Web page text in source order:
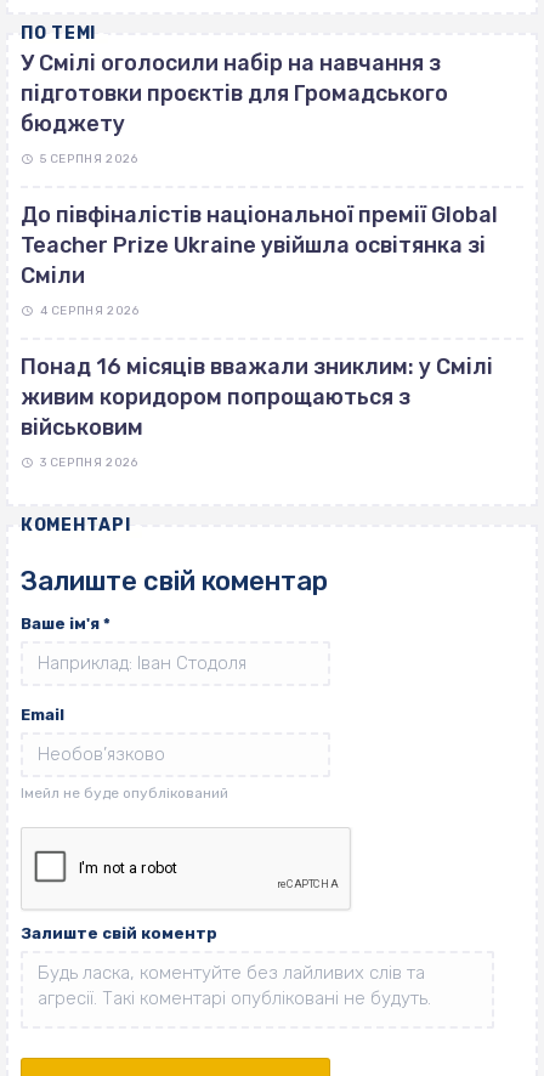
ПО ТЕМІ
У Смілі оголосили набір на навчання з
підготовки проєктів для Громадського
бюджету
5 СЕРПНЯ 2026
До півфіналістів національної премії Global
Teacher Prize Ukraine увійшла освітянка зі
Сміли
4 СЕРПНЯ 2026
Понад 16 місяців вважали зниклим: у Смілі
живим коридором попрощаються з
військовим
3 СЕРПНЯ 2026
КОМЕНТАРІ
Залиште свій коментар
Ваше ім'я *
Email
Залиште свій коментр